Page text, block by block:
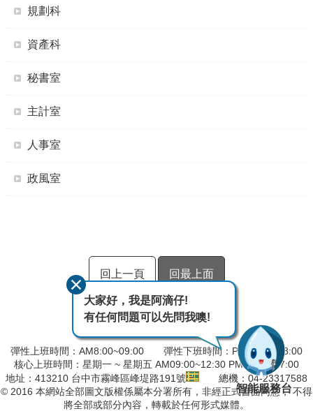
規劃科
資產科
秘書室
主計室
人事室
政風室
回上一頁 回最上面
彈性上班時間：AM8:00~09:00 彈性下班時間：PM17:00~18:00
核心上班時間：星期一 ~ 星期五 AM09:00~12:30 PM13:30~17:00
地址：413210 台中市霧峰區峰堤路191號
總機：04-23317588
© 2016 本網站全部圖文版權係屬本分署所有，非經正式書面同意， 不得
將全部或部分內容，轉載於任何形式媒體。
大家好，我是阿滴仔!
有任何問題可以先問我噢!
智能服務台